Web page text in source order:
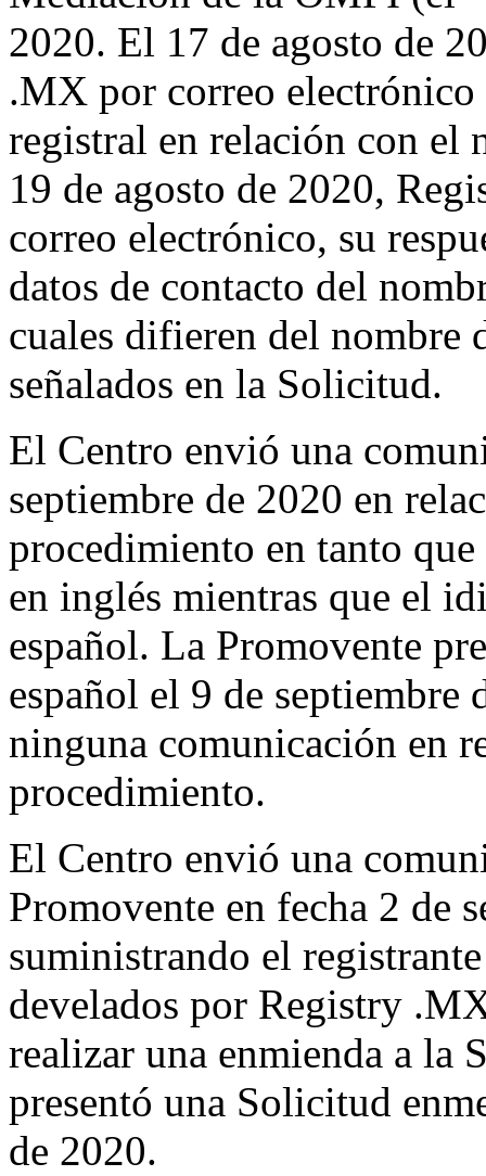
2020. El 17 de agosto de
.MX por correo
registral en relación con el
19 de agosto de 2020,
correo electrónico, su
datos de contacto del
cuales difieren del nombre
señalados en la Solicitud.
El Centro envió una
septiembre de 2020 en
procedimiento en tanto
en inglés mientras que el
español. La Promovente
español el 9 de
ninguna comunicación en
procedimiento.
El Centro envió una
Promovente en fecha 2 de
suministrando el
develados por Registry
realizar una enmienda a la
presentó una Solicitud
de 2020.